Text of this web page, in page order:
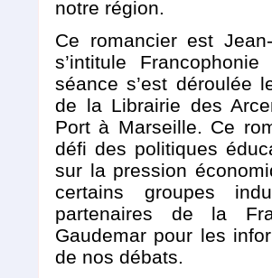
notre région.
Ce romancier est
s’intitule
séance s’est déroulée
de la Librairie des
Port à Marseille. Ce
défi des politiques
sur la pression
certains groupes
partenaires de la
Gaudemar pour les
de nos débats.